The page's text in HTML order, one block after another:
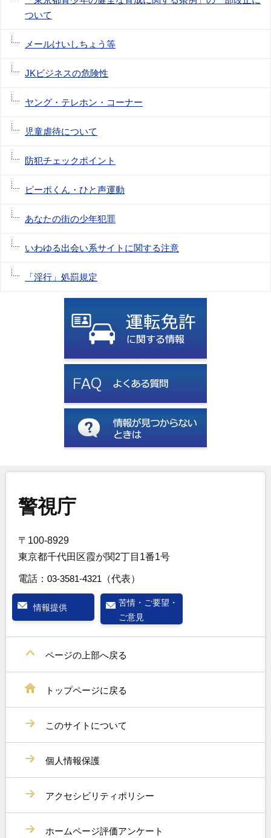
ついて
メールけいしちょう等
JKビジネスの危険性
ヤング・テレホン・コーナー
児童虐待について
防犯チェックポイント
ピーポくん・ひと声運動
あなたの街の少年犯罪
いわゆる出会い系サイトに関する注意
「淫行」処罰規定
警視庁
〒100-8929
東京都千代田区霞が関2丁目1番1号
電話： 03-3581-4321 （代表）
情報提供
苦情・ご要望・
ご意見
ページの上部へ戻る
トップページに戻る
このサイトについて
個人情報保護
アクセシビリティポリシー
ホームページ評価アンケート